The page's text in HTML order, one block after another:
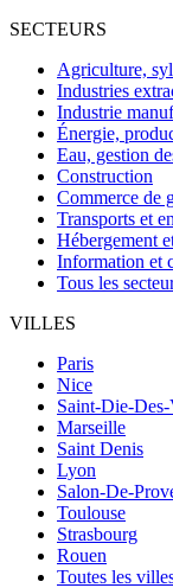
SECTEURS
Agriculture,
Industries
Industrie
Énergie,
Eau, gestion
Construction
Commerce de
Transports et
Hébergement
Information et
Tous les
VILLES
Paris
Nice
Saint-Die-Des-
Marseille
Saint Denis
Lyon
Salon-De-
Toulouse
Strasbourg
Rouen
Toutes les